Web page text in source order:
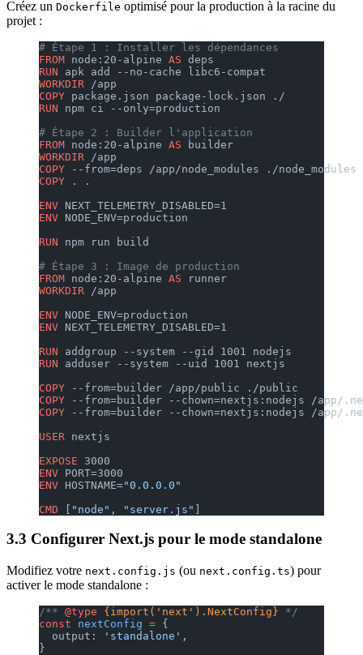
Créez un Dockerfile optimisé pour la production à la racine du
projet :
# Étape 1 : Installer les dépendances
FROM node:20-alpine AS deps
RUN apk add --no-cache libc6-compat
WORKDIR /app
COPY package.json package-lock.json ./
RUN npm ci --only=production
# Étape 2 : Builder l'application
FROM node:20-alpine AS builder
WORKDIR /app
COPY --from=deps /app/node_modules ./node_modules
COPY . .
ENV NEXT_TELEMETRY_DISABLED=1
ENV NODE_ENV=production
RUN npm run build
# Étape 3 : Image de production
FROM node:20-alpine AS runner
WORKDIR /app
ENV NODE_ENV=production
ENV NEXT_TELEMETRY_DISABLED=1
RUN addgroup --system --gid 1001 nodejs
RUN adduser --system --uid 1001 nextjs
COPY --from=builder /app/public ./public
COPY --from=builder --chown=nextjs:nodejs /app/
COPY --from=builder --chown=nextjs:nodejs /
USER nextjs
EXPOSE 3000
ENV PORT=3000
ENV HOSTNAME="0.0.0.0"
CMD [ "node" , "server.js" ]
3.3 Configurer Next.js pour le mode standalone
Modifiez votre next.config.js (ou next.config.ts) pour
activer le mode standalone :
/** @type {import('next').NextConfig} */
const nextConfig = {
  output:
'standalone' ,
}